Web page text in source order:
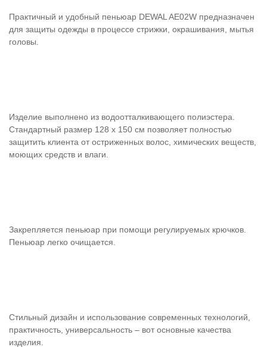
Практичный и удобный пеньюар DEWAL AE02W предназначен
для защиты одежды в процессе стрижки, окрашивания, мытья
головы.
Изделие выполнено из водоотталкивающего полиэстера.
Стандартный размер 128 х 150 см позволяет полностью
защитить клиента от остриженных волос, химических веществ,
моющих средств и влаги.
Закрепляется пеньюар при помощи регулируемых крючков.
Пеньюар легко очищается.
Стильный дизайн и использование современных технологий,
практичность, универсальность – вот основные качества
изделия.